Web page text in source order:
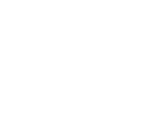
qui aiment le genre
!